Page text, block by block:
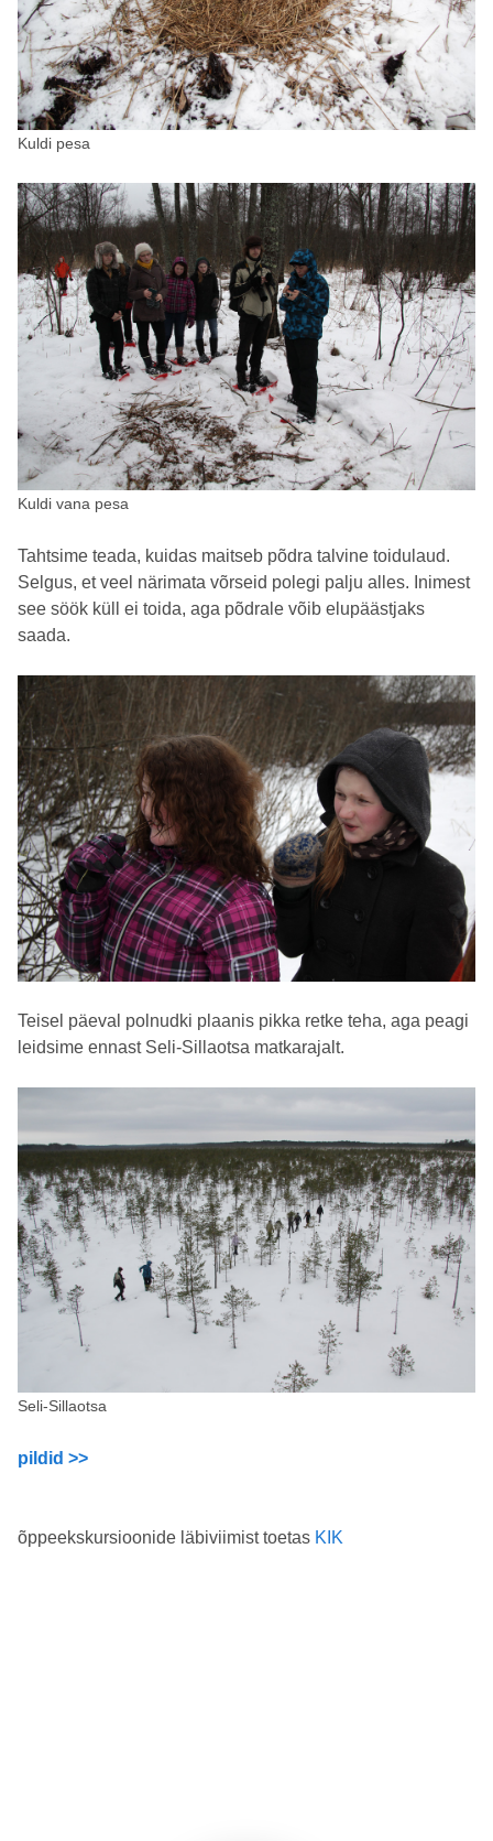
Kuldi pesa
Kuldi vana pesa
Tahtsime teada, kuidas maitseb põdra talvine toidulaud.
Selgus, et veel närimata võrseid polegi palju alles. Inimest
see söök küll ei toida, aga põdrale võib elupäästjaks
saada.
Teisel päeval polnudki plaanis pikka retke teha, aga peagi
leidsime ennast Seli-Sillaotsa matkarajalt.
Seli-Sillaotsa
pildid >>
õppeekskursioonide läbiviimist toetas KIK